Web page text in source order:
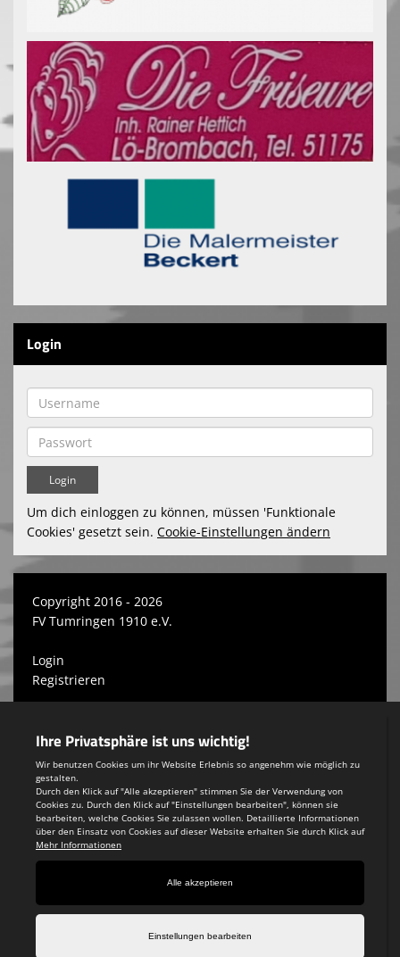
Login
Um dich einloggen zu können, müssen 'Funktionale
Cookies' gesetzt sein. Cookie-Einstellungen ändern
Copyright 2016 - 2026
FV Tumringen 1910 e.V.
Login
Registrieren
Teamsports 2
Dein Sportverein online